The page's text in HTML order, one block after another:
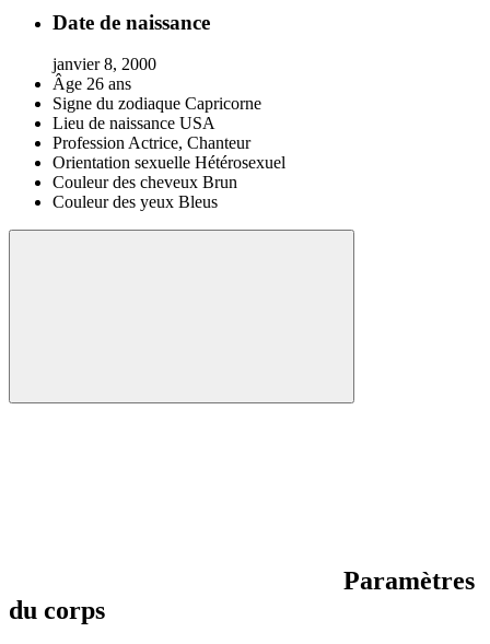
Date de naissance
janvier 8, 2000
Âge 26 ans
Signe du zodiaque Capricorne
Lieu de naissance USA
ProfessionActrice, Chanteur
Orientation sexuelle Hétérosexuel
Couleur des cheveux Brun
Couleur des yeux Bleus
Paramètres
du corps